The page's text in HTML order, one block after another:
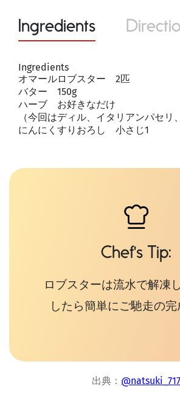
Ingredients
Ingredients
オマールロブスター 2匹
バター 150g
ハーブ お好きなだけ
（今回はディル、イタリアンパセリ
にんにくすりおろし 小さじ1
Chef's Tip
ロブスターは流水で解凍
したら簡単にご馳走の
出典： @natsuki_717